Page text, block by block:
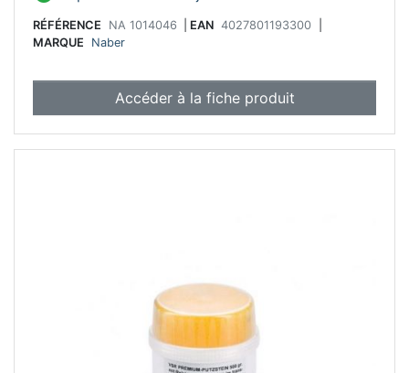
RÉFÉRENCE NA 1014046 EAN 4027801193300
MARQUE
Naber
Accéder à la fiche produit